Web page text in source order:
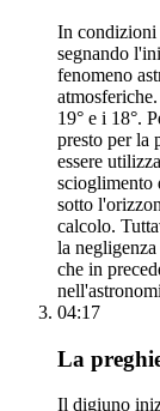
In condizioni
segnando
fenomeno
19° e i 18°.
presto per la
essere
scioglimento
sotto
calcolo.
la
che in
04:17
La
Il digiuno